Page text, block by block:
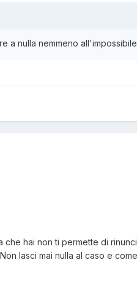
a nulla nemmeno all'impossibile
hai non ti permette di
lasci mai nulla al caso e